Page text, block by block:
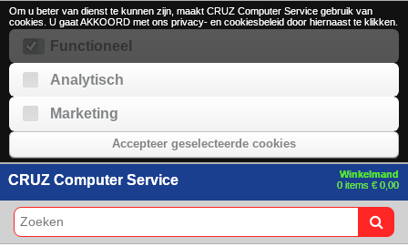
Om u beter van dienst te kunnen zijn, maakt CRUZ Computer Service gebruik van
cookies. U gaat AKKOORD met ons privacy- en cookiesbeleid door hiernaast te klikken.
Functioneel
Analytisch
Marketing
Accepteer geselecteerde cookies
Winkelmand
0 items € 0,00
CRUZ Computer Service